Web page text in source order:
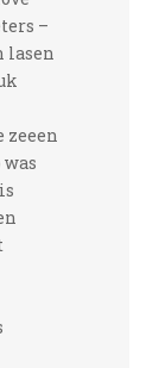
–
lasen
zeeen